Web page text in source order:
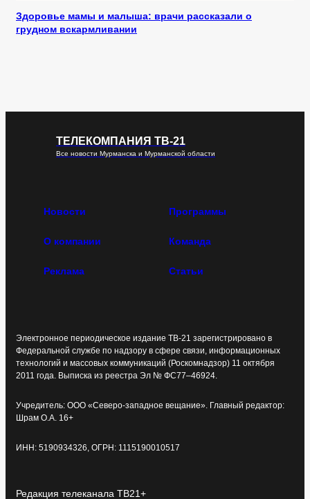
Здоровье мамы и малыша: врачи рассказали о
грудном вскармливании
ТЕЛЕКОМПАНИЯ ТВ-21
Все новости Мурманска и Мурманской области
Новости Программы
О компании Команда
Реклама Статьи
Электронное периодическое издание ТВ-21 зарегистрировано в
Федеральной службе по надзору в сфере связи, информационных
технологий и массовых коммуникаций (Роскомнадзор) 11 октября
2011 года. Выписка из реестра Эл № ФС77–46924.
Учредитель: ООО «Северо-западное вещание». Главный редактор:
Шрам О.А. 16+
ИНН: 5190934326, ОГРН: 1115190010517
Редакция телеканала ТВ21+